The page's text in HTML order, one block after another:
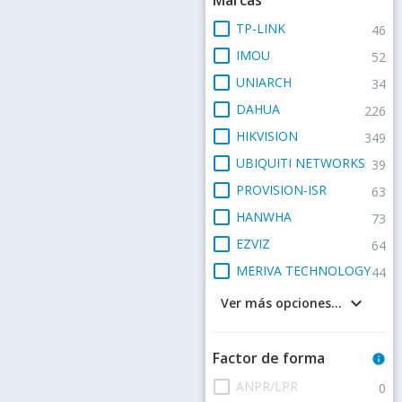
check_box_outline_blank TP-LINK 46
check_box_outline_blank IMOU 52
check_box_outline_blank UNIARCH 34
check_box_outline_blank DAHUA 226
check_box_outline_blank HIKVISION 349
check_box_outline_blank UBIQUITI NETWORKS 39
check_box_outline_blank PROVISION-ISR 63
check_box_outline_blank HANWHA 73
check_box_outline_blank EZVIZ 64
check_box_outline_blank MERIVA TECHNOLOGY44
keyboard_arrow_down
Ver más opciones...
Factor de forma info
check_box_outline_blank ANPR/LPR 0